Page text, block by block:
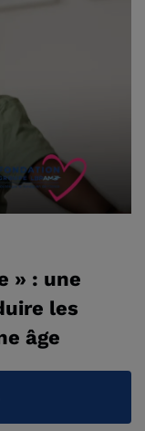
» : une
les
âge